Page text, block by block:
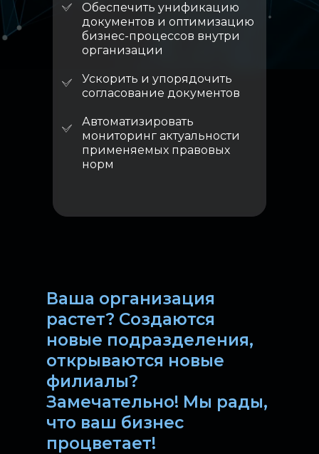
Обеспечить унификацию
документов и оптимизацию
бизнес-процессов внутри
организации
Ускорить и упорядочить
согласование документов
Автоматизировать
мониторинг актуальности
применяемых правовых
норм
Ваша организация
растет? Создаются
новые подразделения,
открываются новые
филиалы?
Замечательно! Мы рады,
что ваш бизнес
процветает!